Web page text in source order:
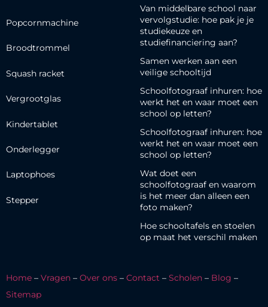
Popcornmachine
Broodtrommel
Squash racket
Vergrootglas
Kindertablet
Onderlegger
Laptophoes
Stepper
Van middelbare school naar
vervolgstudie: hoe pak je je
studiekeuze en
studiefinanciering aan?
Samen werken aan een
veilige schooltijd
Schoolfotograaf inhuren: hoe
werkt het en waar moet een
school op letten?
Schoolfotograaf inhuren: hoe
werkt het en waar moet een
school op letten?
Wat doet een
schoolfotograaf en waarom
is het meer dan alleen een
foto maken?
Hoe schooltafels en stoelen
op maat het verschil maken
Home – Vragen – Over ons – Contact – Scholen – Blog –
Sitemap